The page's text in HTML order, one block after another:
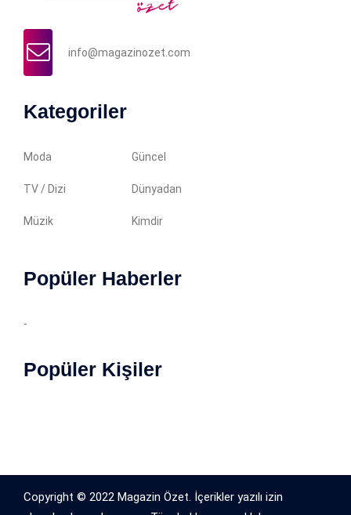
info@magazinozet.com
Kategoriler
Moda Güncel
TV / Dizi Dünyadan
Müzik Kimdir
Popüler Haberler
-
Popüler Kişiler
Copyright © 2022 Magazin Özet. İçerikler yazılı izin